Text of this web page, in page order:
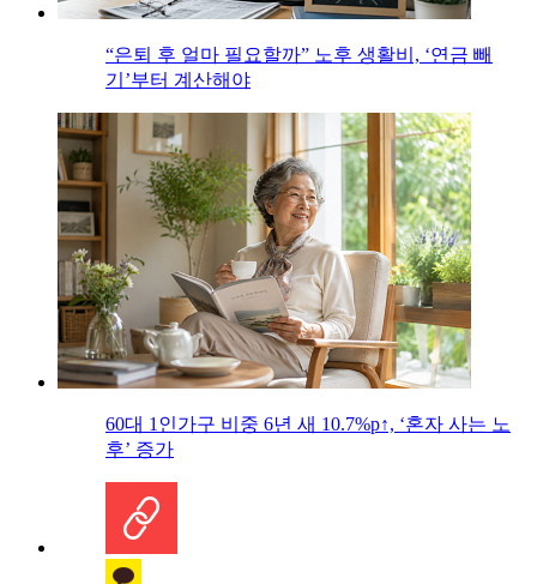
“은퇴 후 얼마 필요할까” 노후 생활비, ‘연금 빼
기’부터 계산해야
60대 1인가구 비중 6년 새 10.7%p↑, ‘혼자 사는 노
후’ 증가